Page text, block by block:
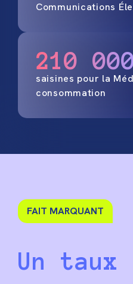
Communications
210
saisines pour la
consommation
FAIT MARQUANT
Un taux